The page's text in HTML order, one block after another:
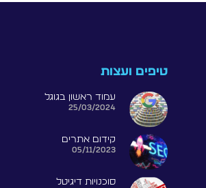
טיפים ועצות
עמוד ראשון בגוגל
25/03/2024
קידום אתרים
05/11/2023
סוכנויות דיגיטל